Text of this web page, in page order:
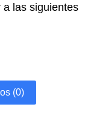
las siguientes
(0)